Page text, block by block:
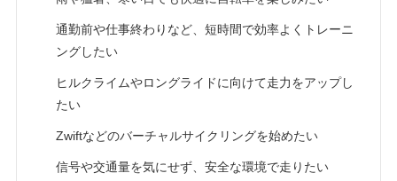
通勤前や仕事終わりなど、短時間で効率よくトレーニ
ングしたい
ヒルクライムやロングライドに向けて走力をアップし
たい
Zwiftなどのバーチャルサイクリングを始めたい
信号や交通量を気にせず、安全な環境で走りたい